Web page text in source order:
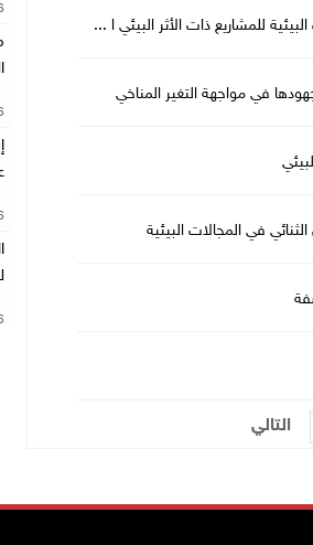
للمشاريع ذات الأثر البيئي ا ...
في مواجهة التغير المناخي
في المجالات البيئية
التالي